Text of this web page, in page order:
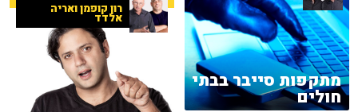
מתקפות סייבר בבתי
חולים
רון קופמן ואריה
אלדד